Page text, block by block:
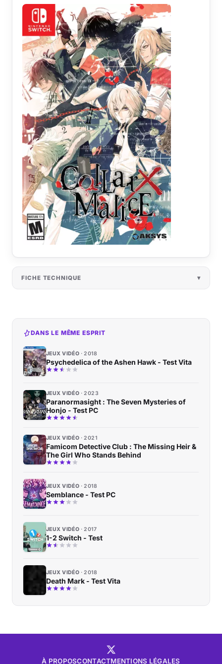
FICHE TECHNIQUE
DANS LE MÊME ESPRIT
JEUX VIDÉO 2018
Psychedelica of the Ashen Hawk - Test Vita
JEUX VIDÉO 2023
Paranormasight : The Seven Mysteries of
Honjo - Test PC
JEUX VIDÉO 2021
Famicom Detective Club : The Missing Heir &
The Girl Who Stands Behind
JEUX VIDÉO 2018
Semblance - Test PC
JEUX VIDÉO 2017
1-2 Switch - Test
JEUX VIDÉO 2018
Death Mark - Test Vita
À PROPOSCONTACTMENTIONS LÉGALES